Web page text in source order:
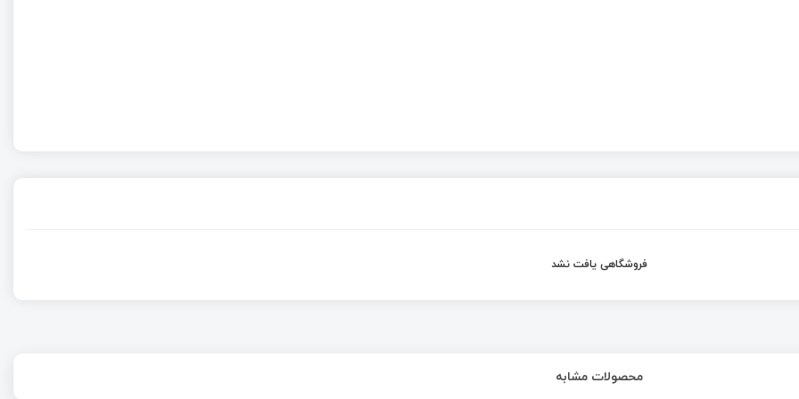
فروشگاهی یافت نشد
محصولات مشابه